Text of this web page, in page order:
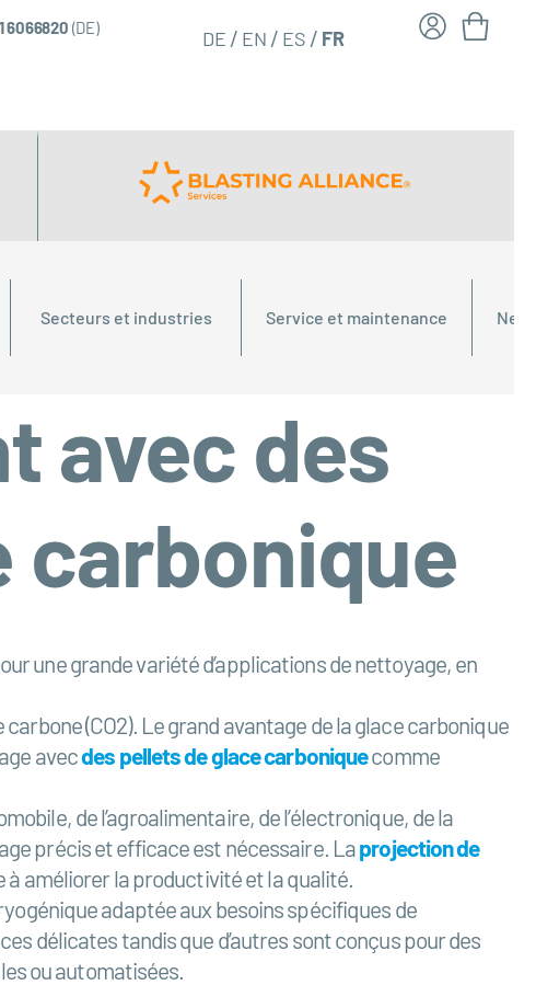
6066820 (DE) DE EN ES FR
Secteurs et industries Service et maintenance
avec des
carbonique
une grande variété d’applications de nettoyage, en
(CO2). Le grand avantage de la glace carbonique
avecdes pellets de glace carboniquecomme
de l’agroalimentaire, de l’électronique, de la
précis et efficace est nécessaire. Laprojection de
améliorer la productivité et la qualité.
adaptée aux besoins spécifiques de
délicates tandis que d’autres sont conçus pour des
ou automatisées.